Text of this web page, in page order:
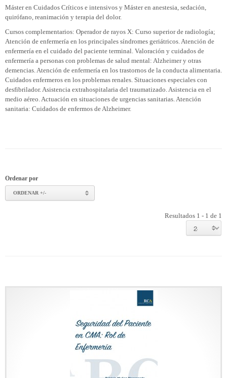
Máster en Cuidados Críticos e intensivos y Máster en anestesia, sedación,
quirófano, reanimación y terapia del dolor.
Cursos complementarios: Operador de rayos X: Curso superior de radiología;
Atención de enfermería en los principales síndromes geriátricos. Atención de
enfermería en el cuidado del paciente terminal. Valoración y cuidados de
enfermería a personas con problemas de salud mental: Alzheimer y otras
demencias. Atención de enfermería en los trastornos de la conducta alimentaria.
Cuidados enfermeros en los problemas renales. Situaciones especiales con
desfibrilador. Asistencia extrahospitalaria del traumatizado. Asistencia en el
medio aéreo. Actuación en situaciones de urgencias sanitarias. Atención
sanitaria: Cuidados de enfermos de Alzheimer.
Ordenar por
ORDENAR +/-
Resultados 1 - 1 de 1